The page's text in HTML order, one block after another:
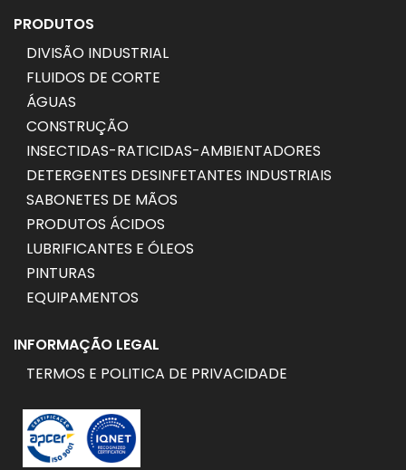
PRODUTOS
DIVISÃO INDUSTRIAL
FLUIDOS DE CORTE
ÁGUAS
CONSTRUÇÃO
INSECTIDAS-RATICIDAS-AMBIENTADORES
DETERGENTES DESINFETANTES INDUSTRIAIS
SABONETES DE MÃOS
PRODUTOS ÁCIDOS
LUBRIFICANTES E ÓLEOS
PINTURAS
EQUIPAMENTOS
INFORMAÇÃO LEGAL
TERMOS E POLITICA DE PRIVACIDADE